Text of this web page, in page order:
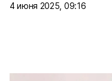
4 июня 2025, 09:16